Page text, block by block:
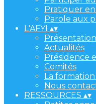
Pratiquer
Parole aux
L'AFYI ▴▾
Actualités
Présidence
Comités
La
Nous
RESSOURCES ▴▾